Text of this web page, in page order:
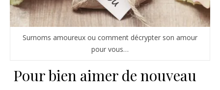
Surnoms amoureux ou comment décrypter son amour
pour vous…
Pour bien aimer de nouveau